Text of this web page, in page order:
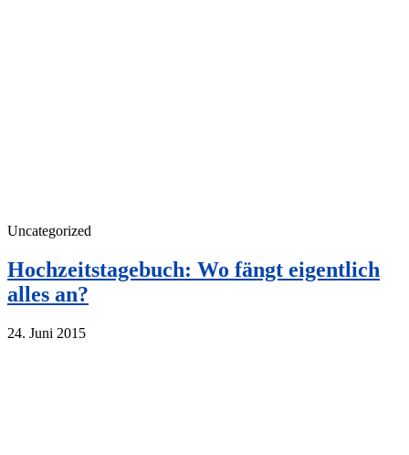
Uncategorized
Hochzeitstagebuch: Wo fängt eigentlich
alles an?
24. Juni 2015